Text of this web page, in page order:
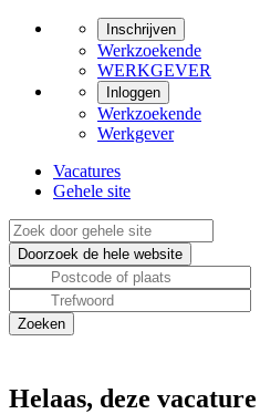
Inschrijven
Werkzoekende
WERKGEVER
Inloggen
Werkzoekende
Werkgever
Vacatures
Gehele site
Helaas, deze